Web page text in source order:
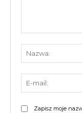
Zapisz moje